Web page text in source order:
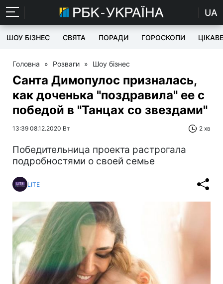
UA
ШОУ БІЗНЕС СВЯТА ПОРАДИ ГОРОСКОПИ ЦІКАВЕ
Головна » Розваги » Шоу бізнес
Санта Димопулос призналась,
как доченька "поздравила" ее с
победой в "Танцах со звездами"
13:39 08.12.2020 Вт 2 хв
Победительница проекта растрогала
подробностями о своей семье
LITE